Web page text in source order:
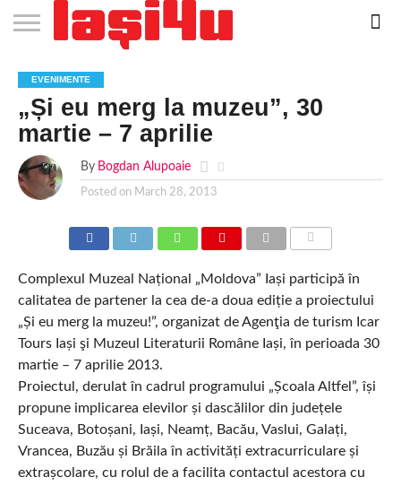
STIRI
APARTAMENTE
NOI IASI
STIRI
IASI
JOBS
IN
IASI
FILME
LA
CINEMA
CLUBURI /
DISCOTECI
BARURI /
CAFENELE
SALI DE
FORTA
SI
FITNESS
SALOANE DE
INFRUMUSETARE
AGENTII
DE
TURISM
IASI
RESTAURANTE
IN IASI
PIZZA
IN
IASI
PISCINA
IN IASI
FLORARII
RADIO
LIVE
IN
IASI
SPALATORII
AUTO
TRACTARI
AUTO
TAXI
IN
IASI
CINEMA
TEATRU
HOTELURI
/
PENSIUNI
TEREN
SPORTIV
TEREN
TENIS
IASI
FARMACII
NON
STOP
COFFEE-
TO-GO
FIRME DE
PUBLICITATE
RENT
A
CAR
EVENIMENTE
„Și eu merg la muzeu”, 30
martie – 7 aprilie
By Bogdan Alupoaie
Posted on March 28, 2013
Complexul Muzeal Național „Moldova” Iași participă în
calitatea de partener la cea de-a doua ediție a proiectului
„Și eu merg la muzeu!”, organizat de Agenţia de turism Icar
Tours Iași şi Muzeul Literaturii Române Iași, în perioada 30
martie – 7 aprilie 2013.
Proiectul, derulat în cadrul programului „Școala Altfel”, își
propune implicarea elevilor și dascălilor din județele
Suceava, Botoșani, Iași, Neamț, Bacău, Vaslui, Galați,
Vrancea, Buzău și Brăila în activități extracurriculare și
extrașcolare, cu rolul de a facilita contactul acestora cu